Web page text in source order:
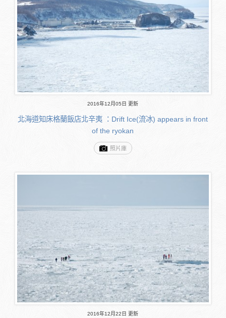
2016年12月05日 更新
北海道知床格蘭飯店北辛夷 ：Drift Ice(流冰) appears in front
of the ryokan
照片庫
2016年12月22日 更新